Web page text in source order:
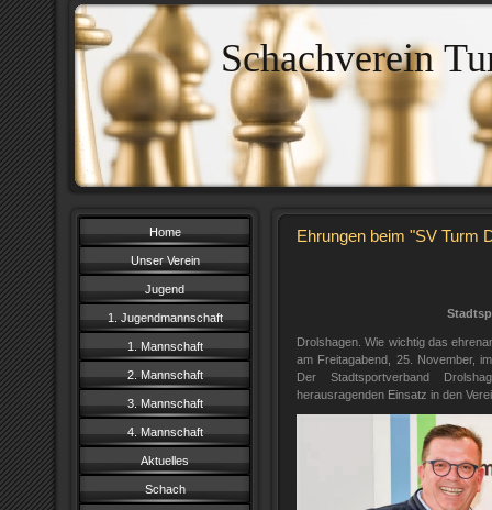
Schachverein
Home
Unser Verein
Jugend
1. Jugendmannschaft
1. Mannschaft
2. Mannschaft
3. Mannschaft
4. Mannschaft
Aktuelles
Schach
Ehrungen beim "SV Turm
Drolshagen. Wie wichtig das
am Freitagabend, 25. November,
Der Stadtsportverband
herausragenden Einsatz in den